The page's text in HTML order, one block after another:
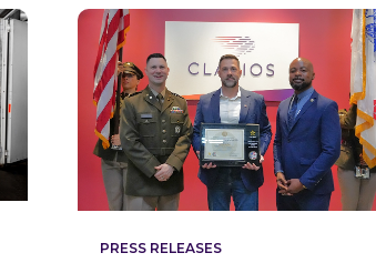
OFFICER
PRESS RELEASES